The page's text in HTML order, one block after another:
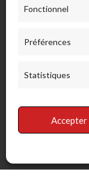
Fonctionnel
Préférences
Statistiques
Accepter